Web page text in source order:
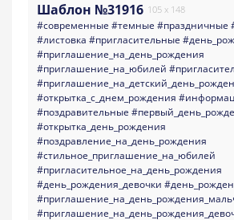
Шаблон №31916 105 x 148
#современные #темные #праздничные
#листовка #пригласительные
#приглашение_на_день_рождения
#приглашение_на_юбилей
#открытка_с_днем_рождения
#поздравительные
#открытка_день_рождения
#поздравление_на_день_рождения
#стильное_приглашение_на_юбилей
#пригласительное_на_день_рождения
#день_рождения_девочки